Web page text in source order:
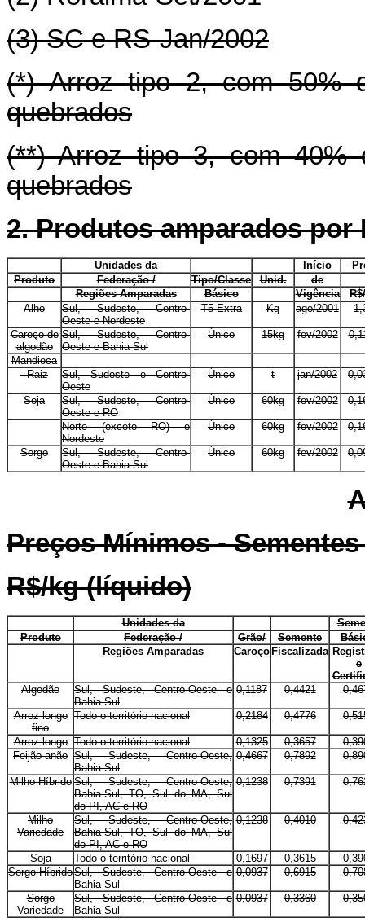
(3) SC e RS-Jan/2002
(*) Arroz tipo 2, com 50%
quebrados
(**) Arroz tipo 3, com 40%
quebrados
2. Produtos amparados por
Unidades da Início
Produto
Federação / Tipo/Classe Unid.
de
Regiões Amparadas Básico Vigência
Alho
Sul, Sudeste, Centro-
Oeste e Nordeste
T5-Extra Kg ago/2001
Caroço de
algodão
Sul, Sudeste, Centro-
Oeste e Bahia-Sul
Único 15kg fev/2002
Mandioca
- Raiz
Sul, Sudeste e Centro-
Oeste
Único t jan/2002
Soja
Sul, Sudeste, Centro-
Oeste e RO
Único 60kg fev/2002
Norte (exceto RO) e
Nordeste
Único 60kg fev/2002
Sorgo
Sul, Sudeste, Centro-
Oeste e Bahia-Sul
Único 60kg fev/2002
Preços Mínimos - Sementes
R$/kg (líquido)
Unidades da
Produto
Federação / Grão/ Semente
Regiões Amparadas CaroçoFiscalizada
e
Algodão
Sul, Sudeste, Centro-Oeste e
Bahia-Sul
0,1187 0,4421
Arroz longo
fino
Todo o território nacional 0,2184 0,4776
Arroz longo Todo o território nacional 0,1325 0,3657
Feijão anão Sul, Sudeste, Centro-Oeste,
Bahia-Sul
0,4667 0,7892
Milho Híbrido Sul, Sudeste, Centro-Oeste,
Bahia-Sul, TO, Sul do MA, Sul
do PI, AC e RO
0,1238 0,7391
Milho
Variedade
Sul, Sudeste, Centro-Oeste,
Bahia-Sul, TO, Sul do MA, Sul
do PI, AC e RO
0,1238 0,4010
Soja Todo o território nacional 0,1697 0,3615
Sorgo HíbridoSul, Sudeste, Centro-Oeste e
Bahia-Sul
0,0937 0,6915
Sorgo
Variedade
Sul, Sudeste, Centro-Oeste e
Bahia-Sul
0,0937 0,3360